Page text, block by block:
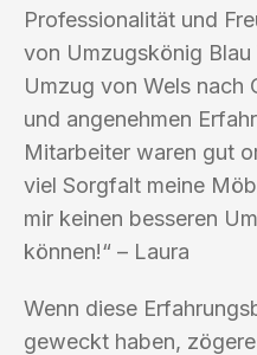
Professionalität und
von Umzugskönig Blau
Umzug von Wels nach
und angenehmen
Mitarbeiter waren gut
viel Sorgfalt meine
mir keinen besseren
können!“ – Laura
Wenn diese
geweckt haben,